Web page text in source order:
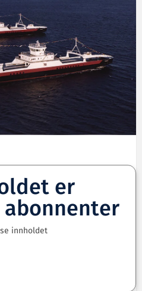
er
innholdet